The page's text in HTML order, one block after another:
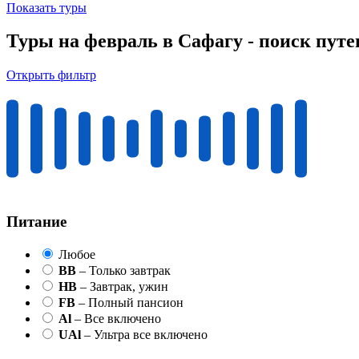
Показать туры
Туры на февраль в Сафагу - поиск
Открыть фильтр
Питание
Любое
BB – Только завтрак
HB – Завтрак, ужин
FB – Полный пансион
Al – Все включено
UAl – Ультра все включено